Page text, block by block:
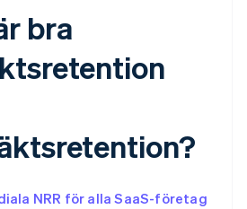
bra
NRR för alla SaaS-företag